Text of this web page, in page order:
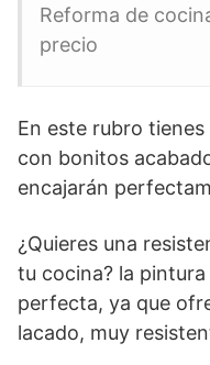
Reforma de
precio
En este rubro
con bonitos
encajarán
¿Quieres una
tu cocina? la
perfecta, ya que
lacado, muy